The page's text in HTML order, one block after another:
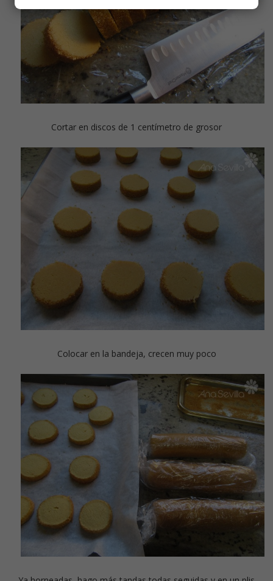
Cortar en discos de 1 centímetro de grosor
Colocar en la bandeja, crecen muy poco